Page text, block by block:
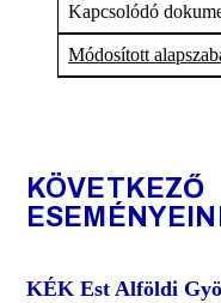
Kapcsolódó
Módosított
KÖVETKEZŐ
KÉK Est Alföldi